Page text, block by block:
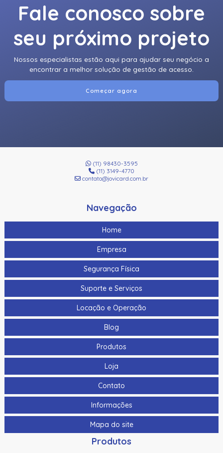
Fale conosco sobre
seu próximo projeto
Nossos especialistas estão aqui para ajudar seu negócio a
encontrar a melhor solução de gestão de acesso.
Começar agora
(11) 98430-3595
(11) 3149-4770
contato@jovicard.com.br
Navegação
Home
Empresa
Segurança Física
Suporte e Serviços
Locação e Operação
Blog
Produtos
Loja
Contato
Informações
Mapa do site
Produtos